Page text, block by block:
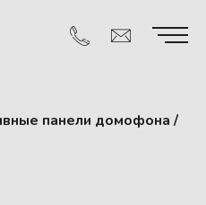
панели домофона /